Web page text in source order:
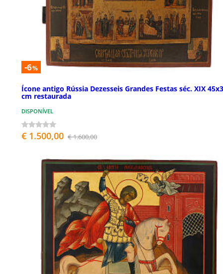
-6%
Ícone antigo Rússia Dezesseis Grandes Festas séc. XIX
cm restaurada
DISPONÍVEL
€ 1.500,00 € 1.600,00